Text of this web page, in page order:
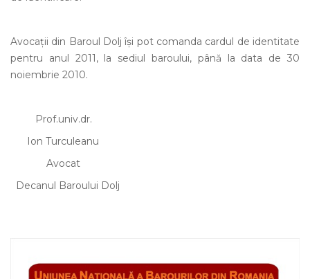
Avocaţii din Baroul Dolj îşi pot comanda cardul de identitate
pentru anul 2011, la sediul baroului, până la data de 30
noiembrie 2010.
Prof.univ.dr.
Ion Turculeanu
Avocat
Decanul Baroului Dolj